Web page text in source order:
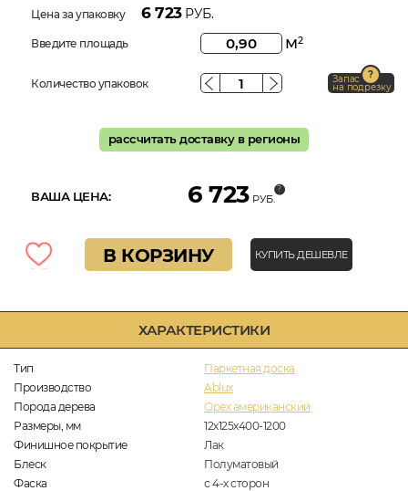
ХАРАКТЕРИСТИКИ
Тип
Паркетная доска
Производство
Ablux
Порода дерева
Орех американский
Размеры, мм
12х125х400-1200
Финишное покрытие
Лак
Блеск
Полуматовый
Фаска
с 4-х сторон
Цена за упаковку 6 723РУБ.
Введите площадь м2
Количество упаковок Запас
на подрезку
рассчитать доставку в регионы
ВАША ЦЕНА: 6 723 РУБ.
В КОРЗИНУ КУПИТЬ ДЕШЕВЛЕ